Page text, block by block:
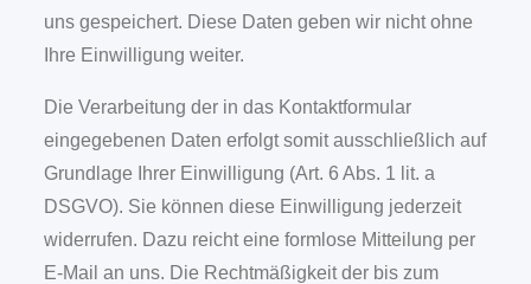
uns gespeichert. Diese Daten geben wir nicht ohne
Ihre Einwilligung weiter.
Die Verarbeitung der in das Kontaktformular
eingegebenen Daten erfolgt somit ausschließlich auf
Grundlage Ihrer Einwilligung (Art. 6 Abs. 1 lit. a
DSGVO). Sie können diese Einwilligung jederzeit
widerrufen. Dazu reicht eine formlose Mitteilung per
E-Mail an uns. Die Rechtmäßigkeit der bis zum